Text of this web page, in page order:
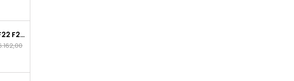
BMW 2 SERISI F22 F23 2013-2016 XENON FAR BEYNI 7318327